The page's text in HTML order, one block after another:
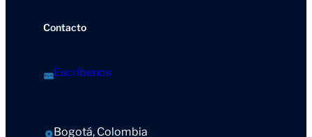
Contacto
Escríbenos
Bogotá, Colombia